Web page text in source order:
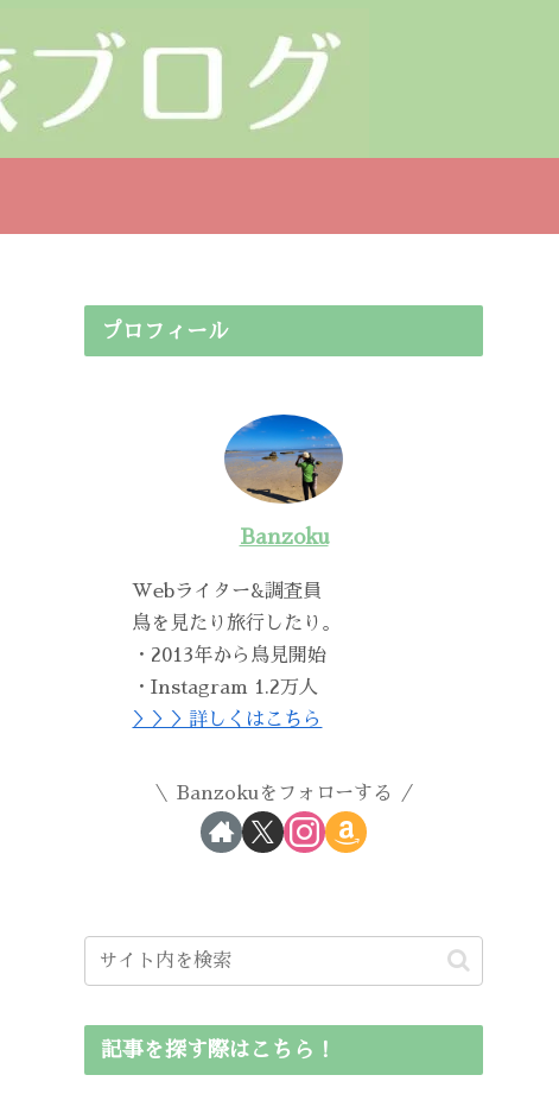
プロフィール
Banzoku
Webライター&調査員
鳥を見たり旅行したり。
・2013年から鳥見開始
・Instagram 1.2万人
＞＞＞詳しくはこちら
Banzokuをフォローする
記事を探す際はこちら！